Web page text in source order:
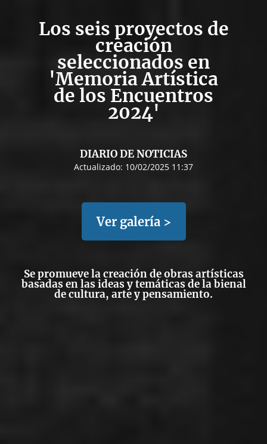
Los seis proyectos de
creación
seleccionados en
'Memoria Artística
de los Encuentros
2024'
DIARIO DE NOTICIAS
Actualizado: 10/02/2025 11:37
Ver galería >
Se promueve la creación de obras artísticas
basadas en las ideas y temáticas de la bienal
de cultura, arte y pensamiento.